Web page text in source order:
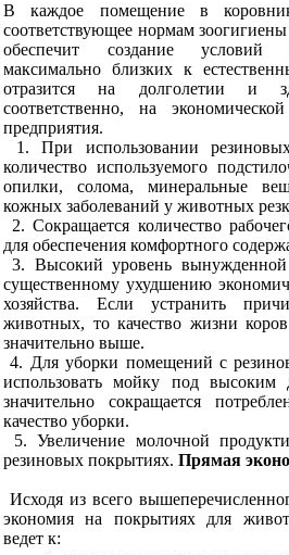
В каждое помещение в
соответствующее нормам
обеспечит создание условий
максимально близких к
отразится на долголетии и
соответственно, на
предприятия.
1. При использовании
количество используемого
опилки, солома, минеральные
кожных заболеваний у животных
2. Сокращается количество
для обеспечения комфортного
3. Высокий уровень
существенному ухудшению
хозяйства. Если устранить
животных, то качество жизни
значительно выше.
4. Для уборки помещений с
использовать мойку под высоким
значительно сокращается
качество уборки.
5. Увеличение молочной
резиновых покрытиях. Прямая
Исходя из всего
экономия на покрытиях для
ведет к: